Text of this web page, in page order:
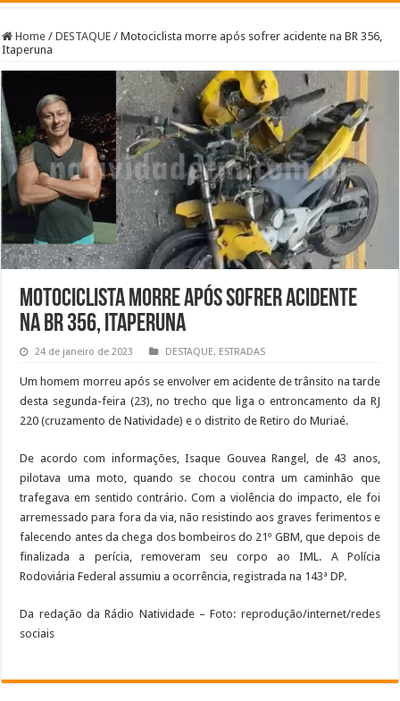
Home / DESTAQUE / Motociclista morre após sofrer acidente na BR 356,
Itaperuna
Motociclista morre após sofrer acidente
na BR 356, Itaperuna
24 de janeiro de 2023 DESTAQUE, ESTRADAS
Um homem morreu após se envolver em acidente de trânsito na tarde
desta segunda-feira (23), no trecho que liga o entroncamento da RJ
220 (cruzamento de Natividade) e o distrito de Retiro do Muriaé.
De acordo com informações, Isaque Gouvea Rangel, de 43 anos,
pilotava uma moto, quando se chocou contra um caminhão que
trafegava em sentido contrário. Com a violência do impacto, ele foi
arremessado para fora da via, não resistindo aos graves ferimentos e
falecendo antes da chega dos bombeiros do 21º GBM, que depois de
finalizada a perícia, removeram seu corpo ao IML. A Polícia
Rodoviária Federal assumiu a ocorrência, registrada na 143ª DP.
Da redação da Rádio Natividade – Foto: reprodução/internet/redes
sociais